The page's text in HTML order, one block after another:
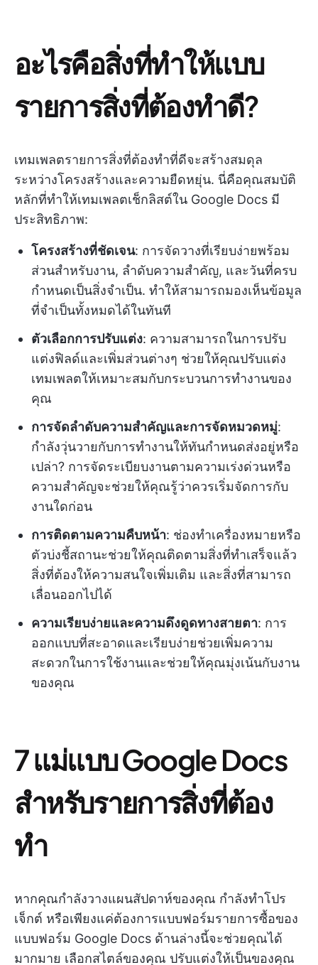
อะไรคือสิ่งที่ทำให้แบบ
รายการสิ่งที่ต้องทำดี?
เทมเพลตรายการสิ่งที่ต้องทำที่ดีจะสร้างสมดุล
ระหว่างโครงสร้างและความยืดหยุ่น. นี่คือคุณสมบัติ
หลักที่ทำให้เทมเพลตเช็กลิสต์ใน Google Docs มี
ประสิทธิภาพ:
โครงสร้างที่ชัดเจน: การจัดวางที่เรียบง่ายพร้อม
ส่วนสำหรับงาน, ลำดับความสำคัญ, และวันที่ครบ
กำหนดเป็นสิ่งจำเป็น. ทำให้สามารถมองเห็นข้อมูล
ที่จำเป็นทั้งหมดได้ในทันที
ตัวเลือกการปรับแต่ง: ความสามารถในการปรับ
แต่งฟิลด์และเพิ่มส่วนต่างๆ ช่วยให้คุณปรับแต่ง
เทมเพลตให้เหมาะสมกับกระบวนการทำงานของ
คุณ
การจัดลำดับความสำคัญและการจัดหมวดหมู่:
กำลังวุ่นวายกับการทำงานให้ทันกำหนดส่งอยู่หรือ
เปล่า? การจัดระเบียบงานตามความเร่งด่วนหรือ
ความสำคัญจะช่วยให้คุณรู้ว่าควรเริ่มจัดการกับ
งานใดก่อน
การติดตามความคืบหน้า: ช่องทำเครื่องหมายหรือ
ตัวบ่งชี้สถานะช่วยให้คุณติดตามสิ่งที่ทำเสร็จแล้ว
สิ่งที่ต้องให้ความสนใจเพิ่มเติม และสิ่งที่สามารถ
เลื่อนออกไปได้
ความเรียบง่ายและความดึงดูดทางสายตา: การ
ออกแบบที่สะอาดและเรียบง่ายช่วยเพิ่มความ
สะดวกในการใช้งานและช่วยให้คุณมุ่งเน้นกับงาน
ของคุณ
7 แม่แบบ Google Docs
สำหรับรายการสิ่งที่ต้อง
ทำ
หากคุณกำลังวางแผนสัปดาห์ของคุณ กำลังทำโปร
เจ็กต์ หรือเพียงแค่ต้องการแบบฟอร์มรายการซื้อของ
แบบฟอร์ม Google Docs ด้านล่างนี้จะช่วยคุณได้
มากมาย เลือกสไตล์ของคุณ ปรับแต่งให้เป็นของคุณ